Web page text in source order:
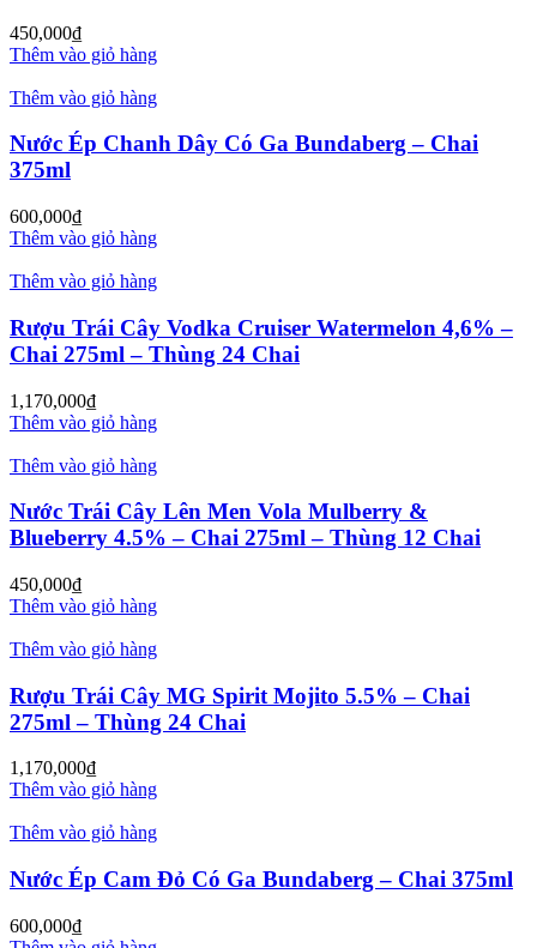
450,000₫
Thêm vào giỏ hàng
Thêm vào giỏ hàng
Nước Ép Chanh Dây Có Ga Bundaberg – Chai
375ml
600,000₫
Thêm vào giỏ hàng
Thêm vào giỏ hàng
Rượu Trái Cây Vodka Cruiser Watermelon 4,6% –
Chai 275ml – Thùng 24 Chai
1,170,000₫
Thêm vào giỏ hàng
Thêm vào giỏ hàng
Nước Trái Cây Lên Men Vola Mulberry &
Blueberry 4.5% – Chai 275ml – Thùng 12 Chai
450,000₫
Thêm vào giỏ hàng
Thêm vào giỏ hàng
Rượu Trái Cây MG Spirit Mojito 5.5% – Chai
275ml – Thùng 24 Chai
1,170,000₫
Thêm vào giỏ hàng
Thêm vào giỏ hàng
Nước Ép Cam Đỏ Có Ga Bundaberg – Chai 375ml
600,000₫